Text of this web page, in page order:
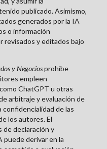
publicado. Asimismo,
generados por la IA
o información
revisados y editados bajo
y Negociosprohíbe
empleen
ChatGPT u otras
arbitraje y evaluación de
de las
los autores. El
de declaración y
puede derivar en la